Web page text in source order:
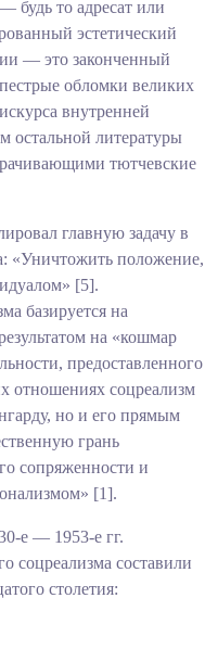
будь то адресат или
эстетический
— это законченный
обломки великих
внутренней
остальной литературы
тютчевские
главную задачу в
«Уничтожить положение,
[5].
базируется на
на «кошмар
предоставленного
отношениях соцреализм
но и его прямым
грань
сопряженности и
[1].
е — 1953-е гг.
соцреализма составили
столетия: